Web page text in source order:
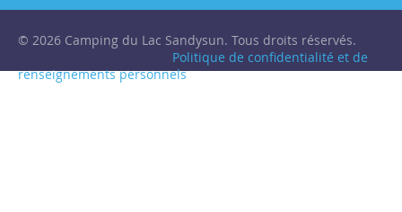
© 2026 Camping du Lac Sandysun. Tous droits réservés.
Politique de confidentialité et de
renseignements personnels